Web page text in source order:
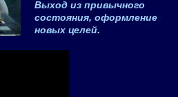
Выход из привычного
состояния, оформление
новых целей.